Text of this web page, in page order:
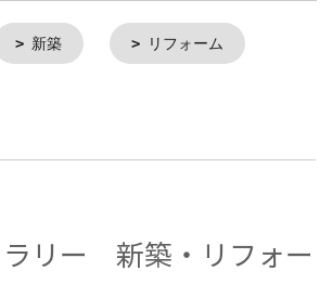
新築 リフォーム
ラリー 新築・リフォー